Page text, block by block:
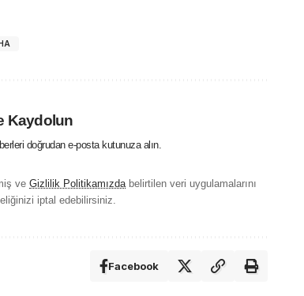
Kaydolun
doğrudan e-posta kutunuza alın.
ve Gizlilik Politikamızdabelirtilen veri uygulamalarını
iptal edebilirsiniz.
Facebook